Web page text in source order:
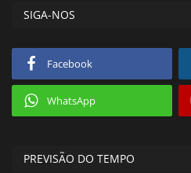
SIGA-NOS
Facebook
WhatsApp
PREVISÃO DO TEMPO